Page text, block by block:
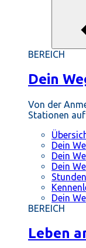
BEREICH
Dein
Von der
Stationen
Dein
Dein
Dein
Dein
BEREICH
Leben